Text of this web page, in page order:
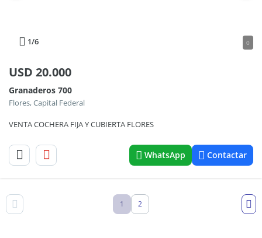
1/6 0
USD 20.000
Granaderos 700
Flores, Capital Federal
VENTA COCHERA FIJA Y CUBIERTA FLORES
WhatsApp Contactar
1 2